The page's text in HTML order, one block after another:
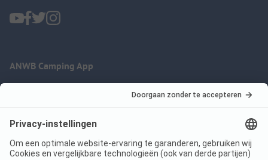
ANWB Camping App